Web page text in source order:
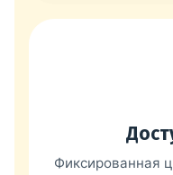
Фиксированная